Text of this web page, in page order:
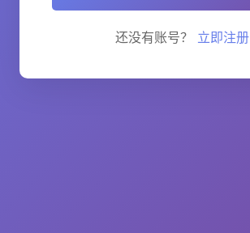
还没有账号？ 立即注册